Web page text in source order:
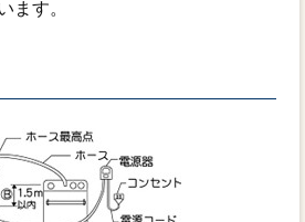
ます。